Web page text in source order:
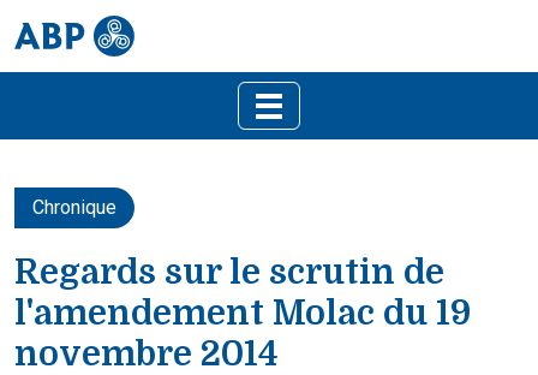
Chronique
Regards sur le scrutin de
l'amendement Molac du 19
novembre 2014